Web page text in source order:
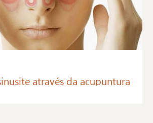
através da acupuntura